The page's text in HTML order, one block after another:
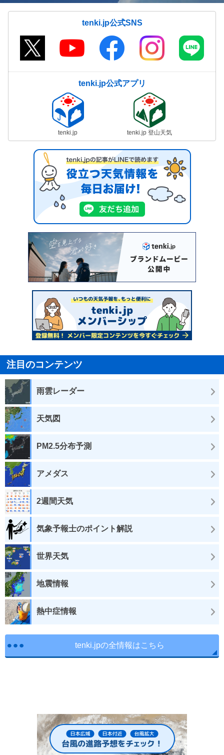
tenki.jp公式SNS
tenki.jp公式アプリ
tenki.jp tenki.jp 登山天気
注目のコンテンツ
雨雲レーダー
天気図
PM2.5分布予測
アメダス
2週間天気
気象予報士のポイント解説
世界天気
地震情報
熱中症情報
tenki.jpの全情報はこちら